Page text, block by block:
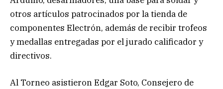
otros artículos patrocinados por la tienda de
componentes Electrón, además de recibir trofeos
y medallas entregadas por el jurado calificador y
directivos.
Al Torneo asistieron Edgar Soto, Consejero de